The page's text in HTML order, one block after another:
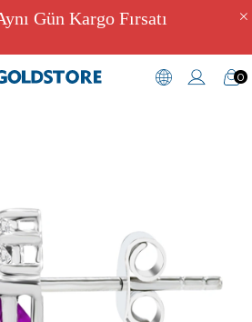
Gün Kargo Fırsatı
0
Modelleri